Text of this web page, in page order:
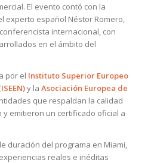
El evento contó con la
experto español Néstor Romero,
internacional, con
en el ámbito del
por el Instituto Superior Europeo
y la Asociación Europea de
que respaldan la calidad
y emitieron un certificado oficial a
duración del programa en Miami,
reales e inéditas